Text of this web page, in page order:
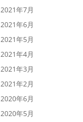
2021年7月
2021年6月
2021年5月
2021年4月
2021年3月
2021年2月
2020年6月
2020年5月